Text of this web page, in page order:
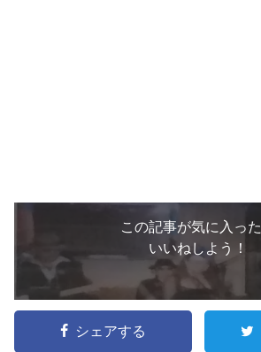
この記事が気に入っ
いいねしよう！
シェアする